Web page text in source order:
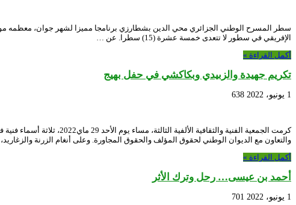
الإفريقي في سطور لا تتعدى خمسة عشرة (15) سطرا. عن …
أكمل القراءة »
تكريم جهيدة والزبيدي وبكاكشي في حفل بهيج
1 يونيو، 2022 638
كرمت الجمعية الفنية
والتعاون مع الديوان الوطني لحقوق المؤلف والحقوق المجاورة. وعلى أنغام الزرنة
أكمل القراءة »
أحمد بن عيسى… رحل وترك الأثر
1 يونيو، 2022 701